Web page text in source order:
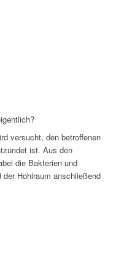
versucht, den betroffenen
ist. Aus den
die Bakterien und
Hohlraum anschließend